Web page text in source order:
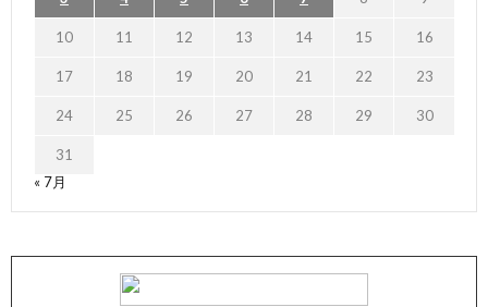
10 11 12 13 14 15 16
17 18 19 20 21 22 23
24 25 26 27 28 29 30
31
« 7月